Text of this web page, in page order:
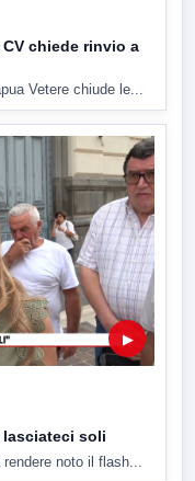
chiede rinvio a
Vetere chiude le...
▶
lasciateci soli
noto il flash...